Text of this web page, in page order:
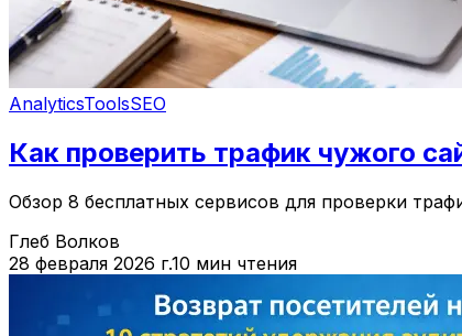
AnalyticsToolsSEO
Как проверить трафик чужого
Обзор 8 бесплатных сервисов для проверки
Глеб Волков
28 февраля 2026 г.10 мин чтения